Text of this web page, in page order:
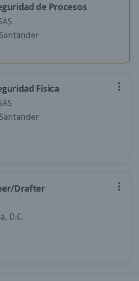
de Procesos
Física
Drafter
D.C.